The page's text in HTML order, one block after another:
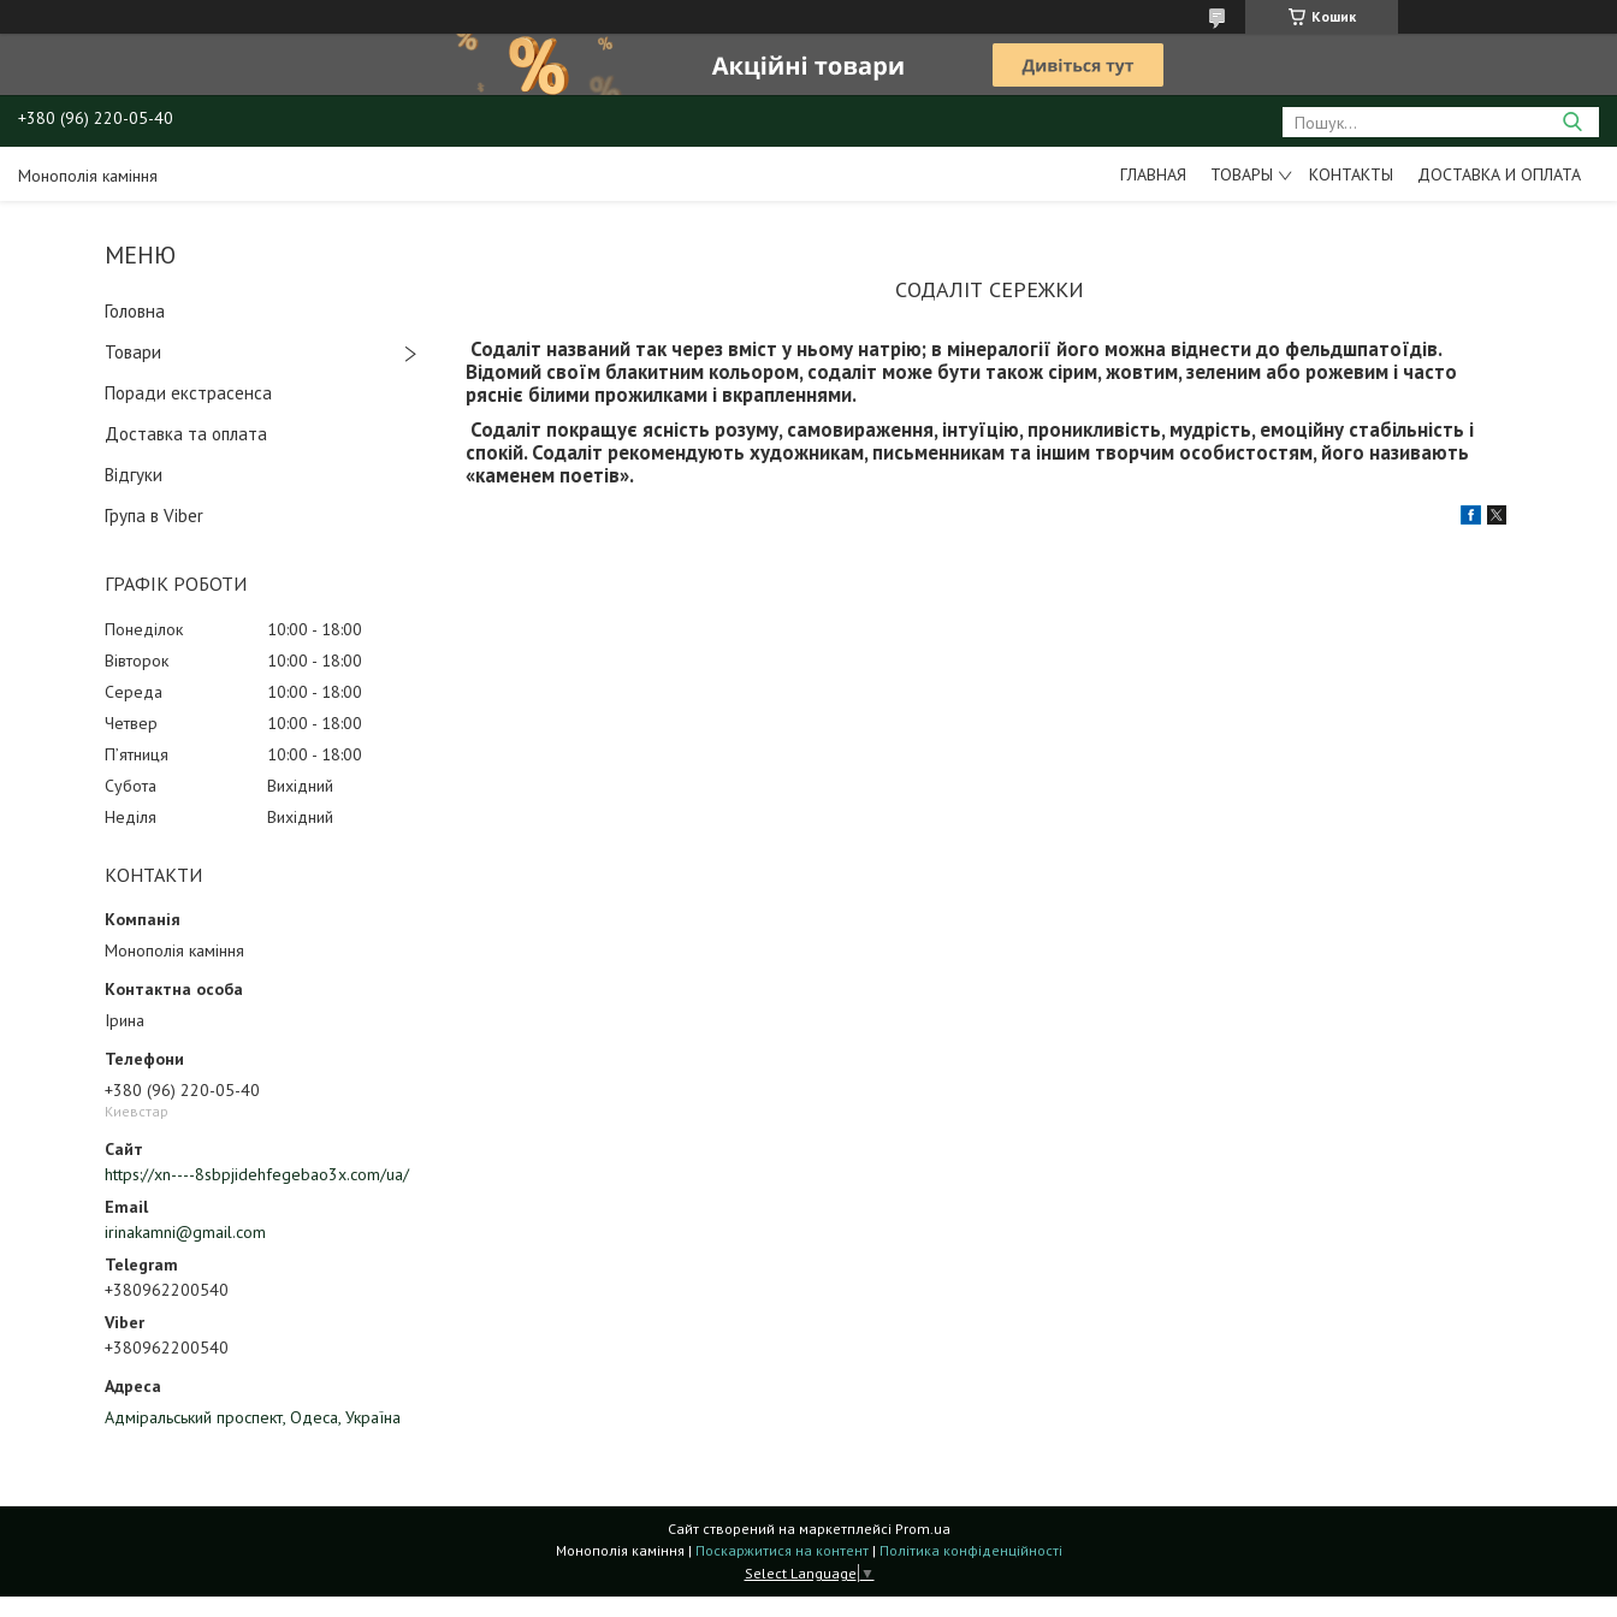
Кошик
+380 (96) 220-05-40
Монополія каміння ГЛАВНАЯ ТОВАРЫ КОНТАКТЫ ДОСТАВКА И ОПЛАТА
Головна
Товари
Поради екстрасенса
Доставка та оплата
Відгуки
Група в Viber
ГРАФІК РОБОТИ
Понеділок 10:00
18:00
Вівторок
10:00
18:00
Середа
10:00
18:00
Четвер
10:00
18:00
Пʼятниця
10:00
18:00
Субота
Вихідний
Неділя
Вихідний
КОНТАКТИ
Монополія каміння
Ірина
+380 (96) 220-05-40
Киевстар
https://xn----8sbpjidehfegebao3x.com/ua/
irinakamni@gmail.com
+380962200540
+380962200540
Адміральський проспект, Одеса, Україна
СОДАЛІТ СЕРЕЖКИ
Содаліт названий так через вміст у ньому натрію; в мінералогії його можна віднести до фельдшпатоїдів.
Відомий своїм блакитним кольором, содаліт може бути також сірим, жовтим, зеленим або рожевим і часто
рясніє білими прожилками і вкрапленнями.
Содаліт покращує ясність розуму, самовираження, інтуїцію, проникливість, мудрість, емоційну стабільність і
спокій. Содаліт рекомендують художникам, письменникам та іншим творчим особистостям, його називають
«каменем поетів».
Сайт створений на маркетплейсі Prom.ua
Монополія каміння | Поскаржитися на контент | Політика конфіденційності
Select Language ▼